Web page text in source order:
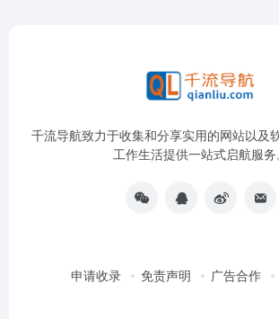
千流导航致力于收集和分享实用的网站以及
工作生活提供一站式启航服务。
申请收录 免责声明 广告合作